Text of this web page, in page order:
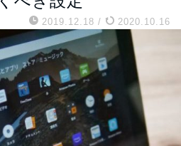
2019.12.18 / 2020.10.16